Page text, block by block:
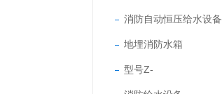
消防自动恒压给水设备
地埋消防水箱
型号Z-